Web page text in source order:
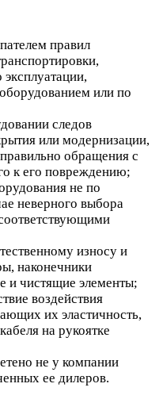
правил
или по
следов
или модернизации,
обращения с
к его повреждению;
не по
неверного выбора
износу и
наконечники
и чистящие элементы;
воздействия
их эластичность,
на рукоятке
не у компании
ее дилеров.